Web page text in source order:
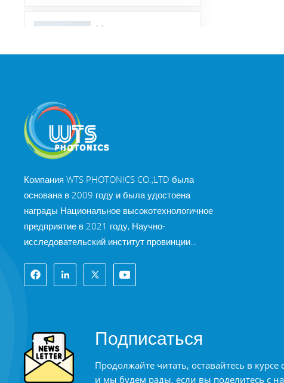
Многополосные
зеркала
Компания WTS PHOTONICS CO.,LTD была
основана в 2009 году и была удостоена
награды Национальное высокотехнологичное
предприятие в 2021 году, Научно-
исследовательский институт провинции
предприятие» и профессия провинции Фуцзянь
Предприятие Precision-Specialization-Innovation
известный оптический город в Китае. WTS
имеет 11 000 квадратных метров
стандартизированных заводских зданий, группа
Подписаться
Продолжайте читать, оставайтесь в
и мы будем рады, если вы поделитесь с